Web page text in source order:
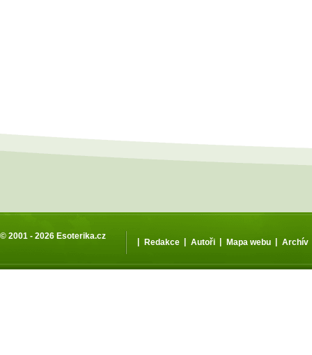
© 2001 - 2026 Esoterika.cz
| Redakce | Autoři | Mapa webu | Archív